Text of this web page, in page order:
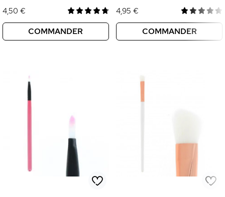
4,50 €
COMMANDER
4,95 €
COMMANDER